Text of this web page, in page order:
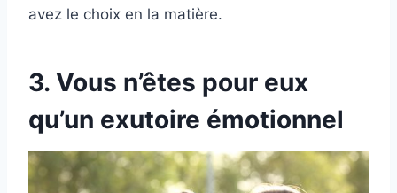
avez le choix en la matière.
3. Vous n’êtes pour eux
qu’un exutoire émotionnel